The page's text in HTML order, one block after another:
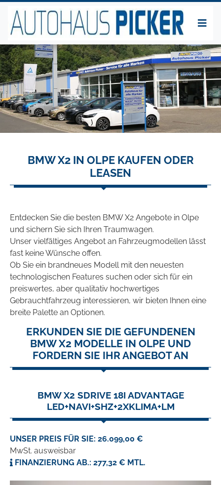
BMW X2 IN OLPE KAUFEN ODER
LEASEN
Entdecken Sie die besten BMW X2 Angebote in Olpe
und sichern Sie sich Ihren Traumwagen.
Unser vielfältiges Angebot an Fahrzeugmodellen lässt
fast keine Wünsche offen.
Ob Sie ein brandneues Modell mit den neuesten
technologischen Features suchen oder sich für ein
preiswertes, aber qualitativ hochwertiges
Gebrauchtfahrzeug interessieren, wir bieten Ihnen eine
breite Palette an Optionen.
ERKUNDEN SIE DIE GEFUNDENEN
BMW X2 MODELLE IN OLPE UND
FORDERN SIE IHR ANGEBOT AN
BMW X2 SDRIVE 18I ADVANTAGE
LED+NAVI+SHZ+2XKLIMA+LM
UNSER PREIS FÜR SIE: 26.099,00 €
MwSt. ausweisbar
FINANZIERUNG AB.: 277,32 € MTL.